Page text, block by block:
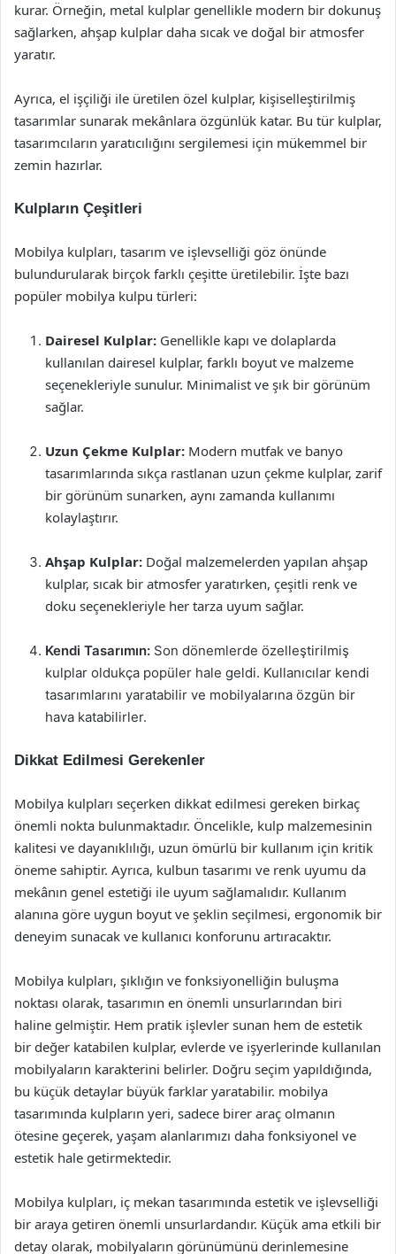
kurar. Örneğin, metal kulplar genellikle modern bir dokunuş
sağlarken, ahşap kulplar daha sıcak ve doğal bir atmosfer
yaratır.
Ayrıca, el işçiliği ile üretilen özel kulplar, kişiselleştirilmiş
tasarımlar sunarak mekânlara özgünlük katar. Bu tür kulplar,
tasarımcıların yaratıcılığını sergilemesi için mükemmel bir
zemin hazırlar.
Kulpların Çeşitleri
Mobilya kulpları, tasarım ve işlevselliği göz önünde
bulundurularak birçok farklı çeşitte üretilebilir. İşte bazı
popüler mobilya kulpu türleri:
Dairesel Kulplar: Genellikle kapı ve dolaplarda
kullanılan dairesel kulplar, farklı boyut ve malzeme
seçenekleriyle sunulur. Minimalist ve şık bir görünüm
sağlar.
Uzun Çekme Kulplar: Modern mutfak ve banyo
tasarımlarında sıkça rastlanan uzun çekme kulplar, zarif
bir görünüm sunarken, aynı zamanda kullanımı
kolaylaştırır.
Ahşap Kulplar: Doğal malzemelerden yapılan ahşap
kulplar, sıcak bir atmosfer yaratırken, çeşitli renk ve
doku seçenekleriyle her tarza uyum sağlar.
Kendi Tasarımın: Son dönemlerde özelleştirilmiş
kulplar oldukça popüler hale geldi. Kullanıcılar kendi
tasarımlarını yaratabilir ve mobilyalarına özgün bir
hava katabilirler.
Dikkat Edilmesi Gerekenler
Mobilya kulpları seçerken dikkat edilmesi gereken birkaç
önemli nokta bulunmaktadır. Öncelikle, kulp malzemesinin
kalitesi ve dayanıklılığı, uzun ömürlü bir kullanım için kritik
öneme sahiptir. Ayrıca, kulbun tasarımı ve renk uyumu da
mekânın genel estetiği ile uyum sağlamalıdır. Kullanım
alanına göre uygun boyut ve şeklin seçilmesi, ergonomik bir
deneyim sunacak ve kullanıcı konforunu artıracaktır.
Mobilya kulpları, şıklığın ve fonksiyonelliğin buluşma
noktası olarak, tasarımın en önemli unsurlarından biri
haline gelmiştir. Hem pratik işlevler sunan hem de estetik
bir değer katabilen kulplar, evlerde ve işyerlerinde kullanılan
mobilyaların karakterini belirler. Doğru seçim yapıldığında,
bu küçük detaylar büyük farklar yaratabilir. mobilya
tasarımında kulpların yeri, sadece birer araç olmanın
ötesine geçerek, yaşam alanlarımızı daha fonksiyonel ve
estetik hale getirmektedir.
Mobilya kulpları, iç mekan tasarımında estetik ve işlevselliği
bir araya getiren önemli unsurlardandır. Küçük ama etkili bir
detay olarak, mobilyaların görünümünü derinlemesine